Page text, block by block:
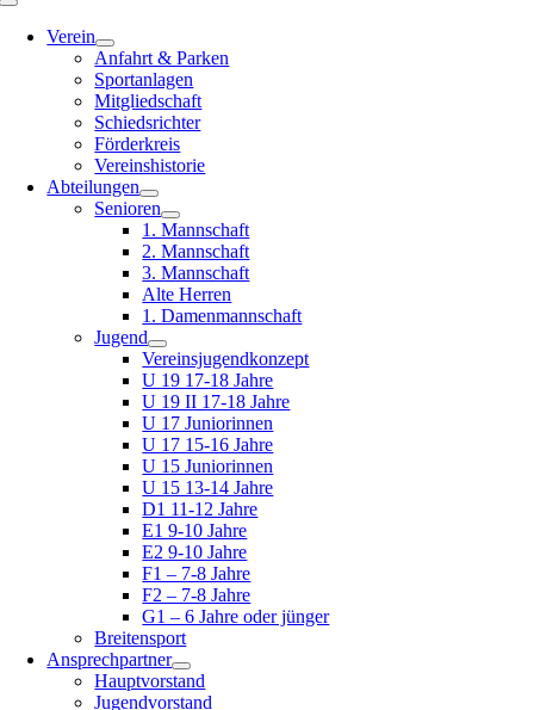
Toggle
NavigationVerein
Anfahrt & Parken
Sportanlagen
Mitgliedschaft
Schiedsrichter
Förderkreis
Vereinshistorie
Abteilungen
Senioren
1. Mannschaft
2. Mannschaft
3. Mannschaft
Alte Herren
1. Damenmannschaft
Jugend
Vereinsjugendkonzept
U 19 17-18 Jahre
U 19 II 17-18 Jahre
U 17 Juniorinnen
U 17 15-16 Jahre
U 15 Juniorinnen
U 15 13-14 Jahre
D1 11-12 Jahre
E1 9-10 Jahre
E2 9-10 Jahre
F1 – 7-8 Jahre
F2 – 7-8 Jahre
G1 – 6 Jahre oder jünger
Breitensport
Ansprechpartner
Hauptvorstand
Jugendvorstand